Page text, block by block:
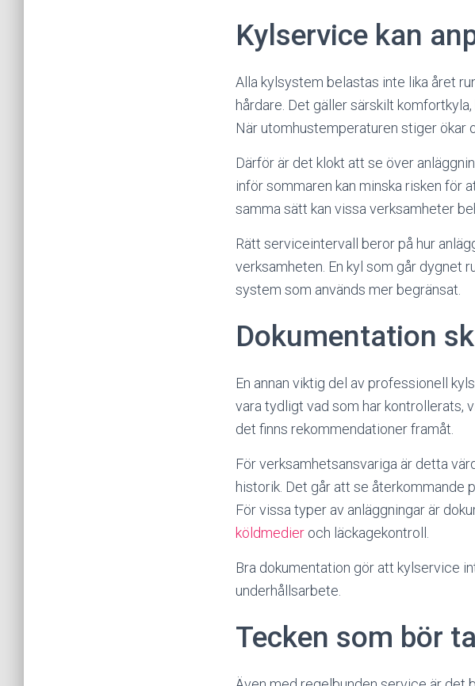
Kylservice kan
Alla kylsystem belastas inte lika året
hårdare. Det gäller särskilt
När utomhustemperaturen stiger ökar
Därför är det klokt att se över
inför sommaren kan minska risken för
samma sätt kan vissa verksamheter
Rätt serviceintervall beror på hur
verksamheten. En kyl som går dygnet
system som används mer begränsat.
Dokumentation
En annan viktig del av professionell
vara tydligt vad som har kontrollerats,
det finns rekommendationer framåt.
För verksamhetsansvariga är detta
historik. Det går att se återkommande
För vissa typer av anläggningar är
köldmedier och läckagekontroll.
Bra dokumentation gör att kylservice
underhållsarbete.
Tecken som bör